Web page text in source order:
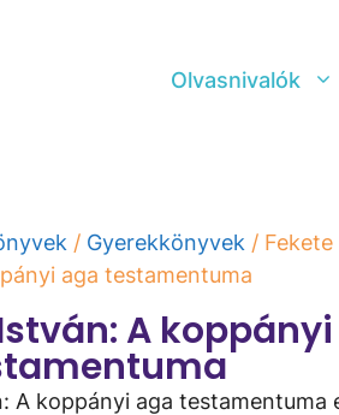
Olvasnivalók
/ Gyerekkönyvek / Fekete
aga testamentuma
A koppányi
A koppányi aga testamentuma